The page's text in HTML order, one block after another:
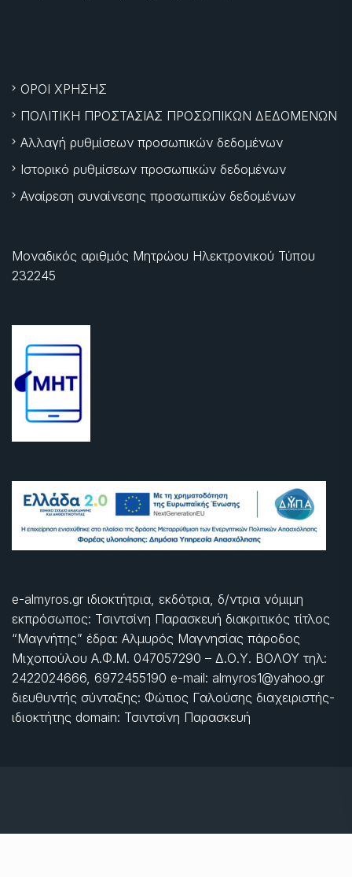
ΟΡΟΙ ΧΡΗΣΗΣ
ΠΟΛΙΤΙΚΗ ΠΡΟΣΤΑΣΙΑΣ ΠΡΟΣΩΠΙΚΩΝ ΔΕΔΟΜΕΝΩΝ
Αλλαγή ρυθμίσεων προσωπικών δεδομένων
Ιστορικό ρυθμίσεων προσωπικών δεδομένων
Αναίρεση συναίνεσης προσωπικών δεδομένων
Μοναδικός αριθμός Μητρώου Ηλεκτρονικού Τύπου
232245
e-almyros.gr ιδιοκτήτρια, εκδότρια, δ/ντρια νόμιμη
εκπρόσωπος: Τσιντσίνη Παρασκευή διακριτικός τίτλος
“Μαγνήτης” έδρα: Αλμυρός Μαγνησίας πάροδος
Μιχοπούλου Α.Φ.Μ. 047057290 – Δ.Ο.Υ. ΒΟΛΟΥ τηλ:
2422024666, 6972455190 e-mail: almyros1@yahoo.gr
διευθυντής σύνταξης: Φώτιος Γαλούσης διαχειριστής-
ιδιοκτήτης domain: Τσιντσίνη Παρασκευή